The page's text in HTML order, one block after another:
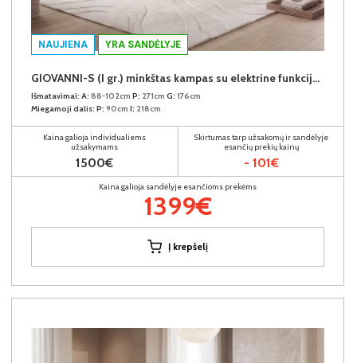
NAUJIENA YRA SANDĖLYJE
GIOVANNI-S (I gr.) minkštas kampas su elektrine funkcija (Aphrodite-21) K
Išmatavimai: A: 88-102cm P: 271cm G: 176cm
Miegamoji dalis: P: 90cm I: 218cm
Kaina galioja individualiems
užsakymams
1500€
Skirtumas tarp užsakomų ir sandėlyje
esančių prekių kainų
- 101€
Kaina galioja sandėlyje esančioms prekėms
1399€
Į krepšelį